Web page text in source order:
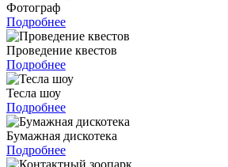
Фотограф
Подробнее
Проведение квестов
Подробнее
Тесла шоу
Подробнее
Бумажная дискотека
Подробнее